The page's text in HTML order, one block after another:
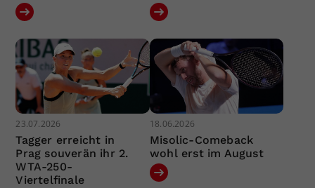
23.07.2026
Tagger erreicht in
Prag souverän ihr 2.
WTA-250-
Viertelfinale
18.06.2026
Misolic-Comeback
wohl erst im August